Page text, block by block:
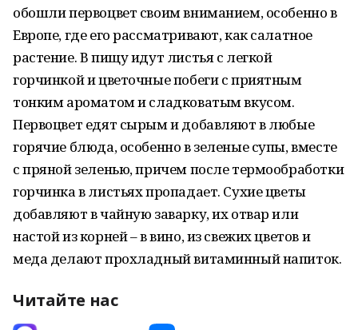
обошли первоцвет своим вниманием, особенно в
Европе, где его рассматривают, как салатное
растение. В пищу идут листья с легкой
горчинкой и цветочные побеги с приятным
тонким ароматом и сладковатым вкусом.
Первоцвет едят сырым и добавляют в любые
горячие блюда, особенно в зеленые супы, вместе
с пряной зеленью, причем после термообработки
горчинка в листьях пропадает. Сухие цветы
добавляют в чайную заварку, их отвар или
настой из корней – в вино, из свежих цветов и
меда делают прохладный витаминный напиток.
Читайте нас